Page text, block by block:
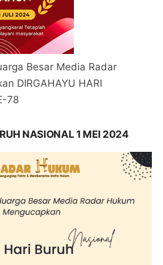
Besar Media Radar
DIRGAHAYU HARI
78
NASIONAL 1 MEI 2024